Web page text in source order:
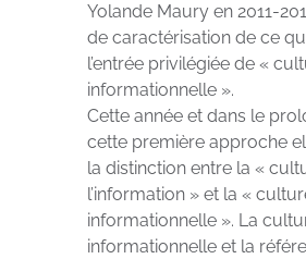
Yolande Maury en 2011-
de caractérisation de ce
l’entrée privilégiée de «
informationnelle ».
Cette année et dans le
cette première approche
la distinction entre la «
l’information » et la «
informationnelle ». La
informationnelle et la